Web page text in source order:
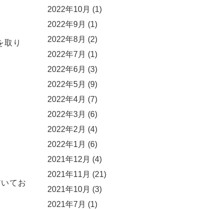
取り
てお
2022年10月 (1)
2022年9月 (1)
2022年8月 (2)
2022年7月 (1)
2022年6月 (3)
2022年5月 (9)
2022年4月 (7)
2022年3月 (6)
2022年2月 (4)
2022年1月 (6)
2021年12月 (4)
2021年11月 (21)
2021年10月 (3)
2021年7月 (1)